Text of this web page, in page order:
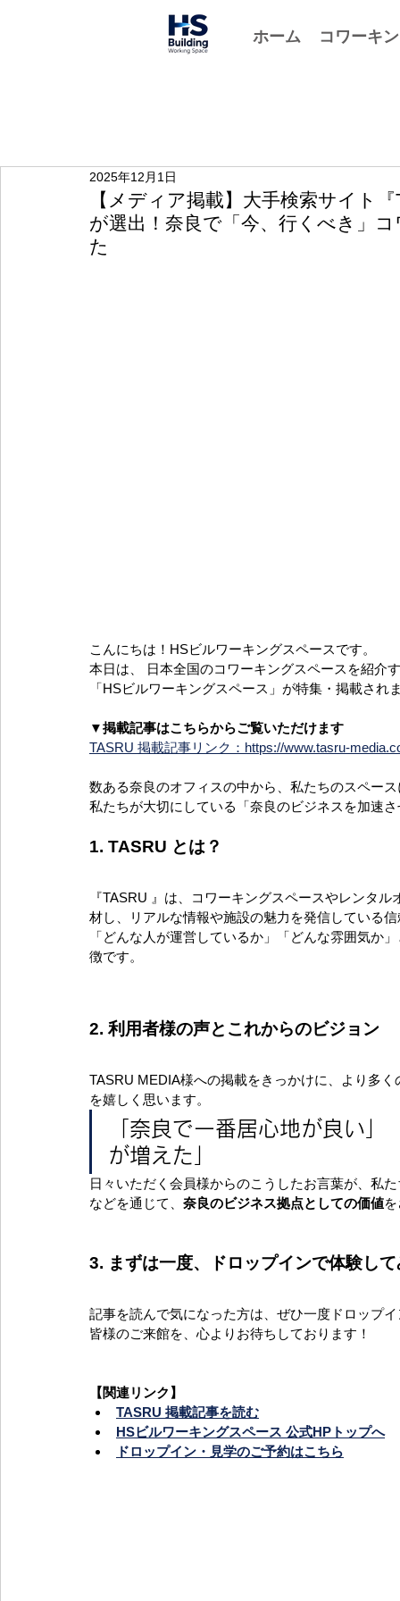
ホーム コワーキ
【メディア掲載】大手検索サイト
が選出！奈良で「今、行くべき」
た
2025年12月1日
こんにちは！HSビルワーキングスペースです。
本日は、 日本全国のコワーキングスペースを紹介
「HSビルワーキングスペース」が特集・掲載され
▼掲載記事はこちらからご覧いただけます
TASRU 掲載記事リンク： https://www.tasru-
数ある奈良のオフィスの中から、私たちのスペー
私たちが大切にしている「奈良のビジネスを加速
1. TASRU とは？
『TASRU 』は、コワーキングスペースやレンタ
材し、リアルな情報や施設の魅力を発信している
「どんな人が運営しているか」「どんな雰囲気か
徴です。
2. 利用者様の声とこれからのビジョン
TASRU MEDIA様への掲載をきっかけに、より多
を嬉しく思います。
「奈良で一番居心地が良い
が増えた」
日々いただく会員様からのこうしたお言葉が、私
などを通じて、 奈良のビジネス拠点としての価値
3. まずは一度、ドロップインで体験し
記事を読んで気になった方は、ぜひ一度ドロップ
皆様のご来館を、心よりお待ちしております！
【関連リンク】
TASRU 掲載記事を読む
HSビルワーキングスペース 公式HPトップへ
ドロップイン・見学のご予約はこちら